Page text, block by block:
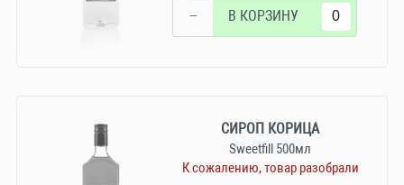
− В КОРЗИНУ
СИРОП КОРИЦА
Sweetfill 500мл
К сожалению, товар разобрали